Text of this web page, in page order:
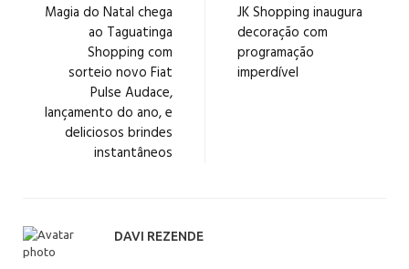
Magia do Natal chega
ao Taguatinga
Shopping com
sorteio novo Fiat
Pulse Audace,
lançamento do ano, e
deliciosos brindes
instantâneos
JK Shopping inaugura
decoração com
programação
imperdível
DAVI REZENDE